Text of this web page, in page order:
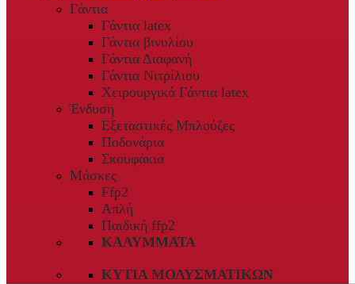
Γάντια
Γάντια latex
Γάντια βινυλίου
Γάντια Διαφανή
Γάντια Νιτρίλιου
Χειρουργικά Γάντια latex
Ένδυση
Εξεταστικές Μπλούζες
Ποδονάρια
Σκουφάκια
Μάσκες
Ffp2
Απλή
Παιδική ffp2
ΚΑΛΎΜΜΑΤΑ
ΚΥΤΊΑ ΜΟΛΥΣΜΑΤΙΚΏΝ